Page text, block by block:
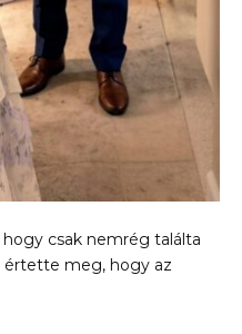
csak nemrég találta
értette meg, hogy az